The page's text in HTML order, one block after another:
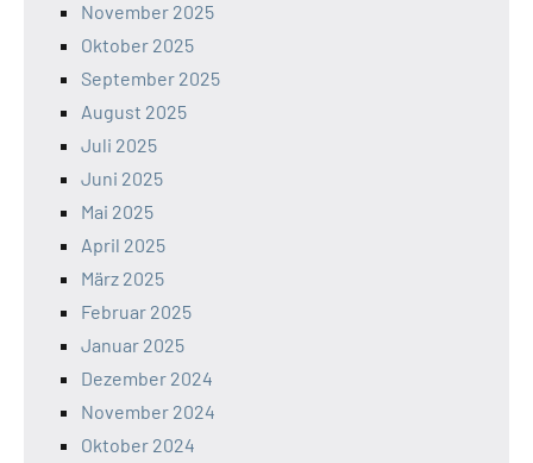
November 2025
Oktober 2025
September 2025
August 2025
Juli 2025
Juni 2025
Mai 2025
April 2025
März 2025
Februar 2025
Januar 2025
Dezember 2024
November 2024
Oktober 2024